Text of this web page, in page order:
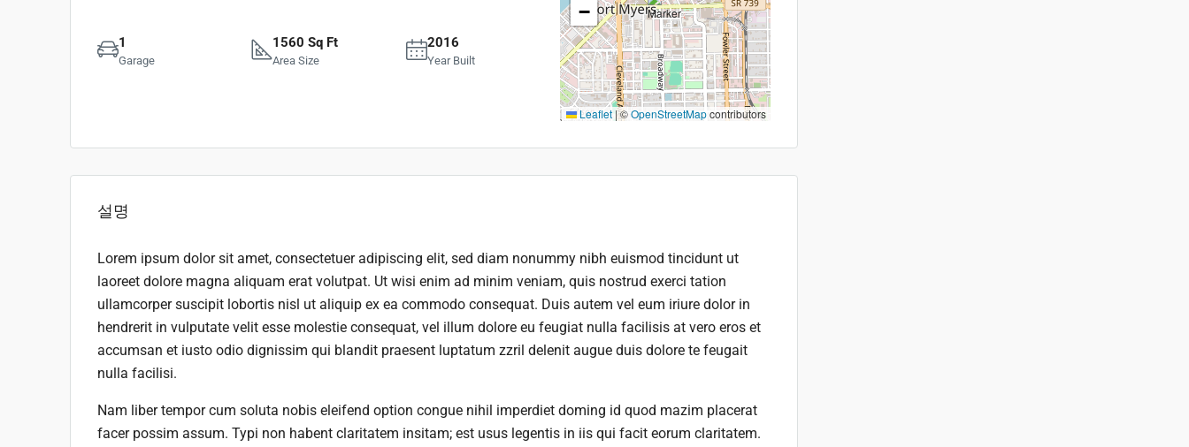
1
Garage
1560 Sq Ft
Area Size
2016
Year Built
−
Leaflet |©OpenStreetMapcontributors
설명
Lorem ipsum dolor sit amet, consectetuer adipiscing elit, sed diam nonummy nibh euismod tincidunt ut
laoreet dolore magna aliquam erat volutpat. Ut wisi enim ad minim veniam, quis nostrud exerci tation
ullamcorper suscipit lobortis nisl ut aliquip ex ea commodo consequat. Duis autem vel eum iriure dolor in
hendrerit in vulputate velit esse molestie consequat, vel illum dolore eu feugiat nulla facilisis at vero eros et
accumsan et iusto odio dignissim qui blandit praesent luptatum zzril delenit augue duis dolore te feugait
nulla facilisi.
Nam liber tempor cum soluta nobis eleifend option congue nihil imperdiet doming id quod mazim placerat
facer possim assum. Typi non habent claritatem insitam; est usus legentis in iis qui facit eorum claritatem.